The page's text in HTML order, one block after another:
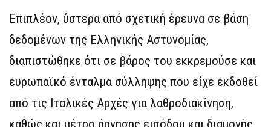
Επιπλέον, ύστερα από σχετική έρευνα σε βάση
δεδομένων της Ελληνικής Αστυνομίας,
διαπιστώθηκε ότι σε βάρος του εκκρεμούσε και
ευρωπαϊκό ένταλμα σύλληψης που είχε εκδοθεί
από τις Ιταλικές Αρχές για λαθροδιακίνηση,
καθώς και μέτρο άρνησης εισόδου και διαμονής